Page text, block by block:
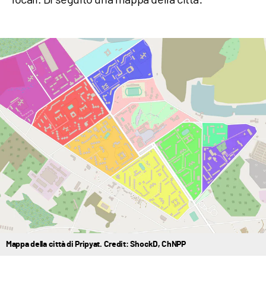
Mappa della città di Pripyat. Credit: ShockD, ChNPP